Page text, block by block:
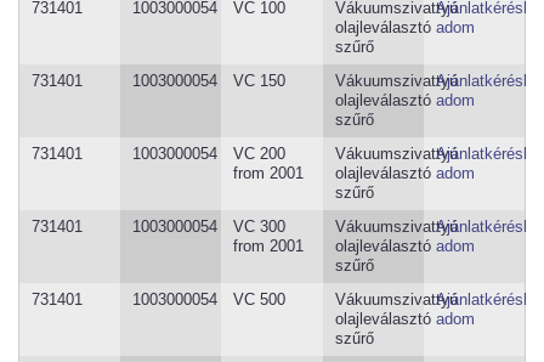
731401 1003000054 VC 100
Vákuumszivattyú
olajleválasztó
szűrő
adom
731401 1003000054 VC 150
Vákuumszivattyú
olajleválasztó
szűrő
adom
731401 1003000054
VC 200
from 2001
Vákuumszivattyú
olajleválasztó
szűrő
adom
731401 1003000054
VC 300
from 2001
Vákuumszivattyú
olajleválasztó
szűrő
adom
731401 1003000054 VC 500
Vákuumszivattyú
olajleválasztó
szűrő
adom